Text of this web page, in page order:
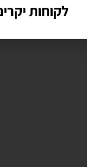
הבאה שאגיב.
לקוחות